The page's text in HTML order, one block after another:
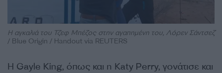
Η αγκαλιά του Τζεφ Μπέζος στην αγαπημένη του, Λόρεν Σάντσεζ
/ Blue Origin / Handout via REUTERS
Η Gayle King, όπως και η Katy Perry, γονάτισε και